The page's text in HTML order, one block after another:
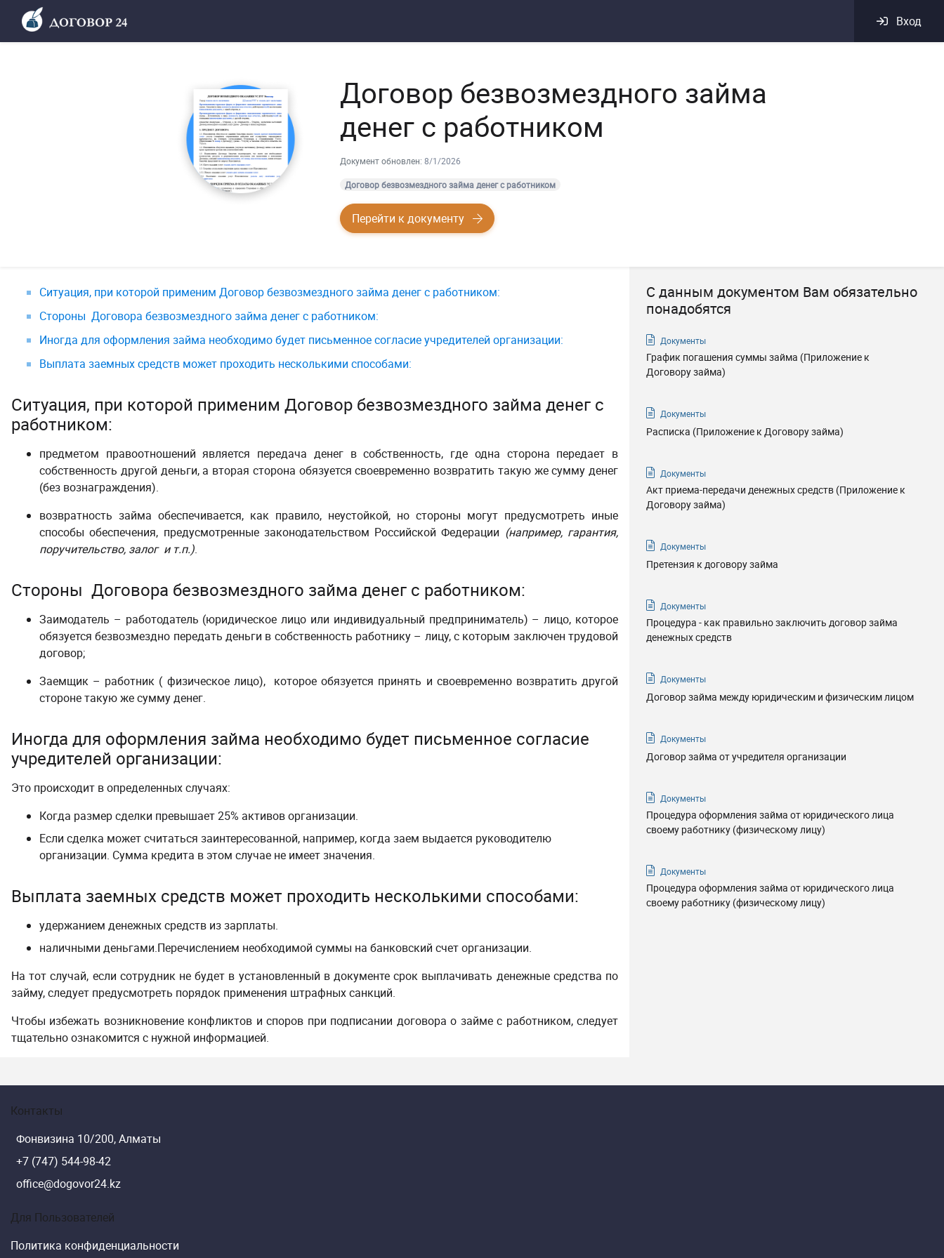
Вход
Договор безвозмездного займа
денег с работником
Документ обновлен: 8/1/2026
Договор безвозмездного займа денег с работником
Перейти к документу
Ситуация, при которой применим Договор безвозмездного займа денег с работником:
Стороны Договора безвозмездного займа денег с работником:
Иногда для оформления займа необходимо будет письменное согласие учредителей организации:
Выплата заемных средств может проходить несколькими способами:
Ситуация, при которой применим Договор безвозмездного займа денег с
работником:
предметом правоотношений является передача денег в собственность, где одна сторона передает в
собственность другой деньги, а вторая сторона обязуется своевременно возвратить такую же сумму денег
(без вознаграждения).
возвратность займа обеспечивается, как правило, неустойкой, но стороны могут предусмотреть иные
способы обеспечения, предусмотренные законодательством Российской Федерации (например, гарантия,
поручительство, залог и т.п.).
Стороны Договора безвозмездного займа денег с работником:
Заимодатель – работодатель (юридическое лицо или индивидуальный предприниматель) – лицо, которое
обязуется безвозмездно передать деньги в собственность работнику – лицу, с которым заключен трудовой
договор;
Заемщик – работник ( физическое лицо), которое обязуется принять и своевременно возвратить другой
стороне такую же сумму денег.
Иногда для оформления займа необходимо будет письменное согласие
учредителей организации:
Это происходит в определенных случаях:
Когда размер сделки превышает 25% активов организации.
Если сделка может считаться заинтересованной, например, когда заем выдается руководителю
организации. Сумма кредита в этом случае не имеет значения.
Выплата заемных средств может проходить несколькими способами:
удержанием денежных средств из зарплаты.
наличными деньгами.Перечислением необходимой суммы на банковский счет организации.
На тот случай, если сотрудник не будет в установленный в документе срок выплачивать денежные средства по
займу, следует предусмотреть порядок применения штрафных санкций.
Чтобы избежать возникновение конфликтов и споров при подписании договора о займе с работником, следует
тщательно ознакомится с нужной информацией.
С данным документом Вам обязательно
понадобятся
Документы
График погашения суммы займа (Приложение к
Договору займа)
Документы
Расписка (Приложение к Договору займа)
Документы
Акт приема-передачи денежных средств (Приложение к
Договору займа)
Документы
Претензия к договору займа
Документы
Процедура - как правильно заключить договор займа
денежных средств
Документы
Договор займа между юридическим и физическим лицом
Документы
Договор займа от учредителя организации
Документы
Процедура оформления займа от юридического лица
своему работнику (физическому лицу)
Документы
Процедура оформления займа от юридического лица
своему работнику (физическому лицу)
Контакты
Фонвизина 10/200, Алматы
+7 (747) 544-98-42
office@dogovor24.kz
Для Пользователей
Политика конфиденциальности